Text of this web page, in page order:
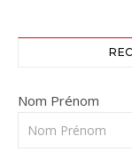
Nom Prénom